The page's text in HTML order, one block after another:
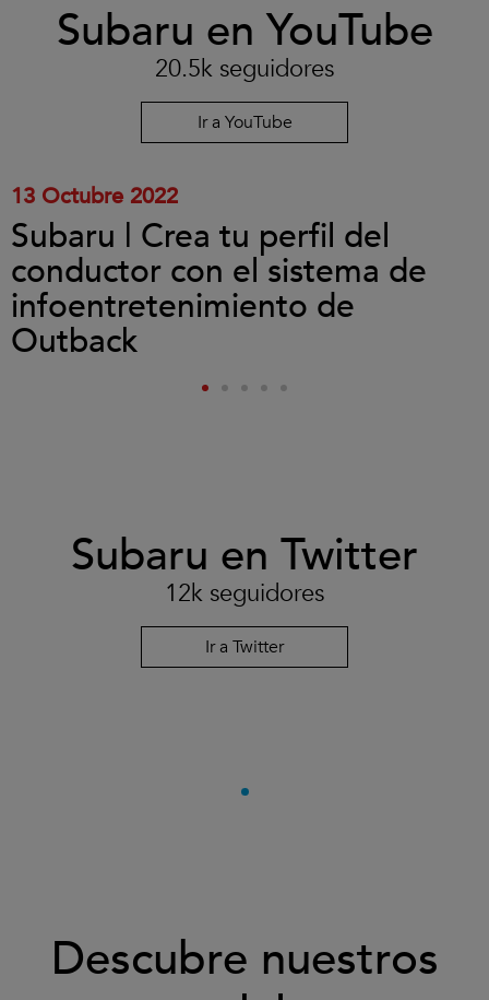
Subaru en YouTube
20.5k seguidores
Ir a YouTube
aceptar
13 Octubre 2022
Subaru | Crea tu perfil del
conductor con el sistema de
infoentretenimiento de
Outback
Subaru en Twitter
12k seguidores
Ir a Twitter
Descubre nuestros